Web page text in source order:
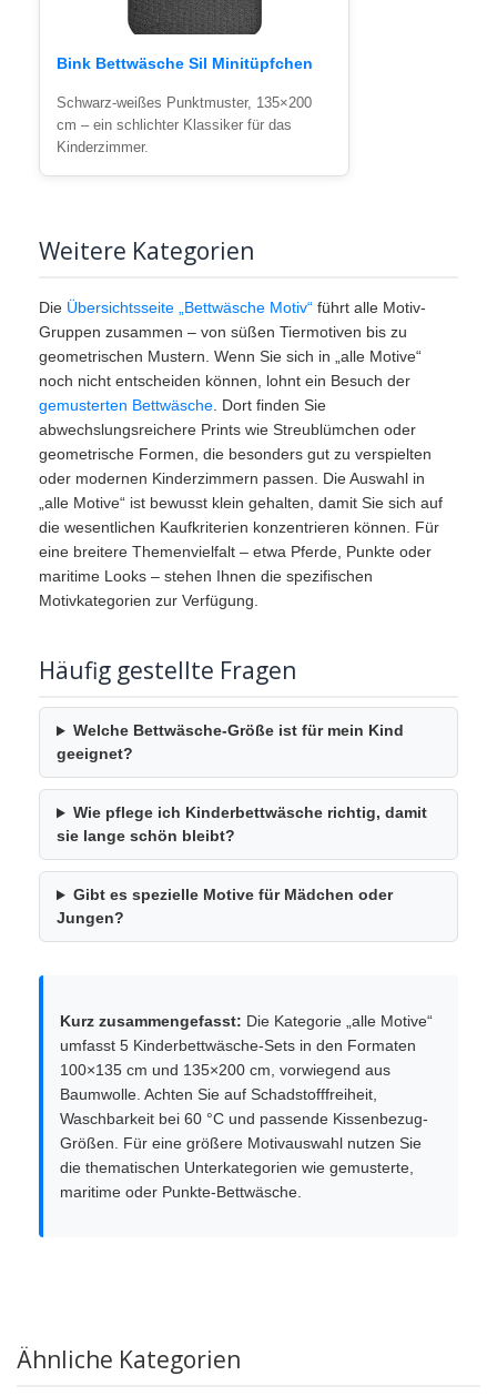
Bink Bettwäsche Sil Minitüpfchen
Schwarz-weißes Punktmuster, 135×200
cm – ein schlichter Klassiker für das
Kinderzimmer.
Weitere Kategorien
Die Übersichtsseite „Bettwäsche Motiv“ führt alle Motiv-
Gruppen zusammen – von süßen Tiermotiven bis zu
geometrischen Mustern. Wenn Sie sich in „alle Motive“
noch nicht entscheiden können, lohnt ein Besuch der
gemusterten Bettwäsche. Dort finden Sie
abwechslungsreichere Prints wie Streublümchen oder
geometrische Formen, die besonders gut zu verspielten
oder modernen Kinderzimmern passen. Die Auswahl in
„alle Motive“ ist bewusst klein gehalten, damit Sie sich auf
die wesentlichen Kaufkriterien konzentrieren können. Für
eine breitere Themenvielfalt – etwa Pferde, Punkte oder
maritime Looks – stehen Ihnen die spezifischen
Motivkategorien zur Verfügung.
Häufig gestellte Fragen
Welche Bettwäsche-Größe ist für mein Kind
geeignet?
Wie pflege ich Kinderbettwäsche richtig, damit
sie lange schön bleibt?
Gibt es spezielle Motive für Mädchen oder
Jungen?
Kurz zusammengefasst: Die Kategorie „alle Motive“
umfasst 5 Kinderbettwäsche-Sets in den Formaten
100×135 cm und 135×200 cm, vorwiegend aus
Baumwolle. Achten Sie auf Schadstofffreiheit,
Waschbarkeit bei 60 °C und passende Kissenbezug-
Größen. Für eine größere Motivauswahl nutzen Sie
die thematischen Unterkategorien wie gemusterte,
maritime oder Punkte-Bettwäsche.
Ähnliche Kategorien